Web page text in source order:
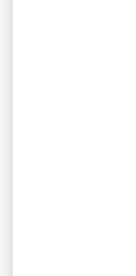
Vous devez
si vous ne
ou si vous
2. QUELLES
CONNAITRE
N’utilisez